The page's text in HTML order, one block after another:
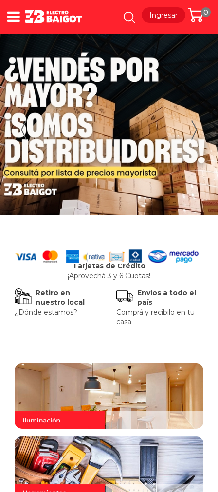
0
Ingresar
Tarjetas de Crédito
¡Aprovechá 3 y 6 Cuotas!
Retiro en
nuestro local
¿Dónde estamos?
Envíos a todo el
país
Comprá y recibilo en tu
casa.